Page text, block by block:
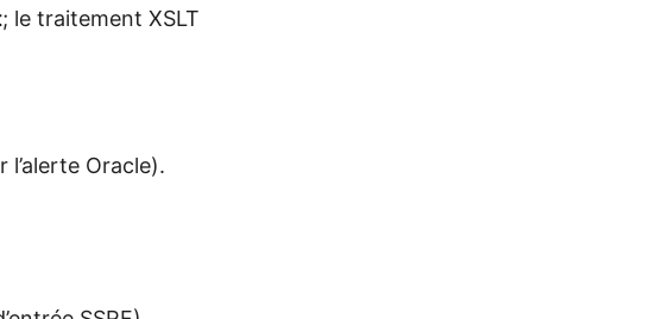
; le traitement XSLT
l’alerte Oracle).